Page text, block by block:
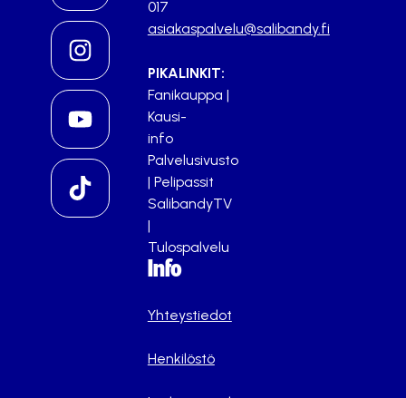
017
asiakaspalvelu@salibandy.fi
PIKALINKIT:
Fanikauppa |
Kausi-
info
Palvelusivusto
| Pelipassit
SalibandyTV
|
Tulospalvelu
Info
Yhteystiedot
Henkilöstö